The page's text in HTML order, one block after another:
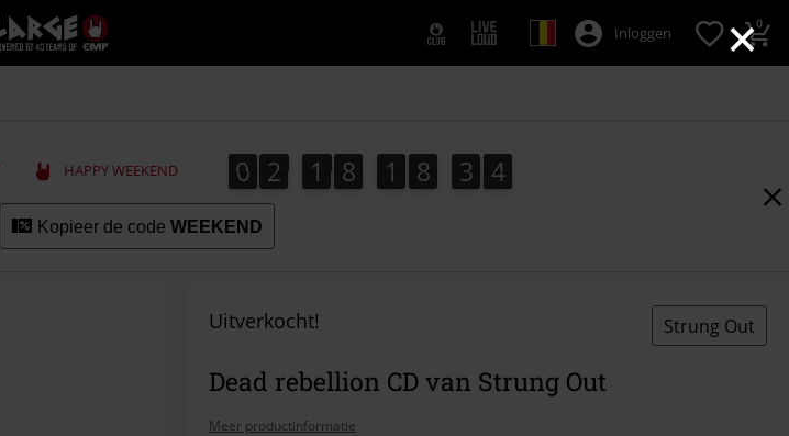
×
Large
–
Muziek-,
+
kleding
Inloggen 0
HAPPY WEEKEND 0
0 2
2 1
1 8
8 1
1 8
8 3
3 2
3
2
4
3
Kopieer de code WEEKEND
Uitverkocht! Strung Out
Dead rebellion CD van Strung Out
Meer productinformatie